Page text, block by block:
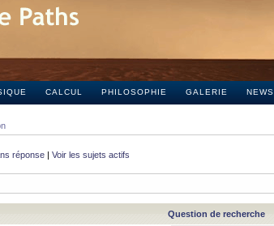
CALCUL PHILOSOPHIE GALERIE NEWS
réponse | Voir les sujets actifs
Question de recherche